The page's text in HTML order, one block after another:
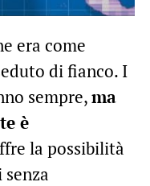
era come
di fianco. I
sempre,ma
è
la possibilità